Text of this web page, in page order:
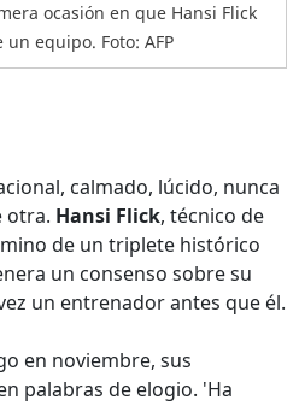
ocasión en que Hansi Flick
equipo. Foto: AFP
calmado, lúcido, nunca
otra. Hansi Flick, técnico de
de un triplete histórico
un consenso sobre su
un entrenador antes que él.
en noviembre, sus
palabras de elogio. 'Ha